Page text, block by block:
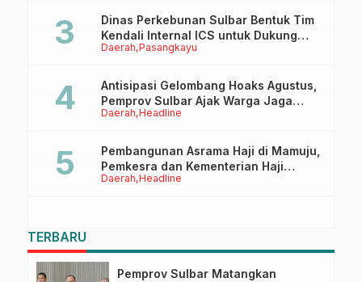
Daerah Pasangkayu
Dinas Perkebunan Sulbar Bentuk Tim
Kendali Internal ICS untuk Dukung
Sertifikasi ISPO Pekebun di
Daerah Headline
Antisipasi Gelombang Hoaks Agustus,
Pemprov Sulbar Ajak Warga Jaga
Ruang Digital
Daerah Headline
Pembangunan Asrama Haji di Mamuju,
Pemkesra dan Kementerian Haji
Sulbar Tinjau Lokasi
TERBARU
Pemprov Sulbar Matangkan